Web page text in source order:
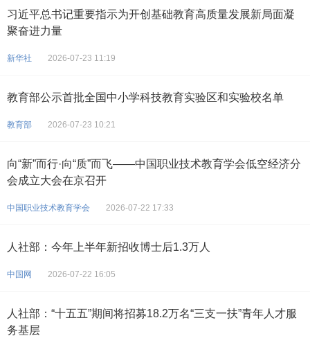
习近平总书记重要指示为开创基础教育高质量发展新局面凝
聚奋进力量
新华社 2026-07-23 11:19
教育部公示首批全国中小学科技教育实验区和实验校名单
教育部 2026-07-23 10:21
向“新”而行·向“质”而飞——中国职业技术教育学会低空经济分
会成立大会在京召开
中国职业技术教育学会 2026-07-22 17:33
人社部：今年上半年新招收博士后1.3万人
中国网 2026-07-22 16:05
人社部：“十五五”期间将招募18.2万名“三支一扶”青年人才服
务基层